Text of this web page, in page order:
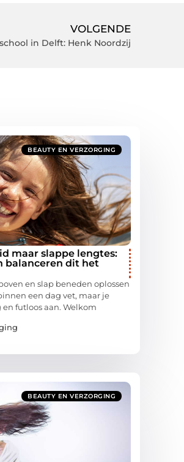
VOLGENDE
in Delft: Henk Noordzij
BEAUTY EN VERZORGING
maar slappe lengtes:
balanceren dit het
en slap beneden oplossen
een dag vet, maar je
futloos aan. Welkom
BEAUTY EN VERZORGING